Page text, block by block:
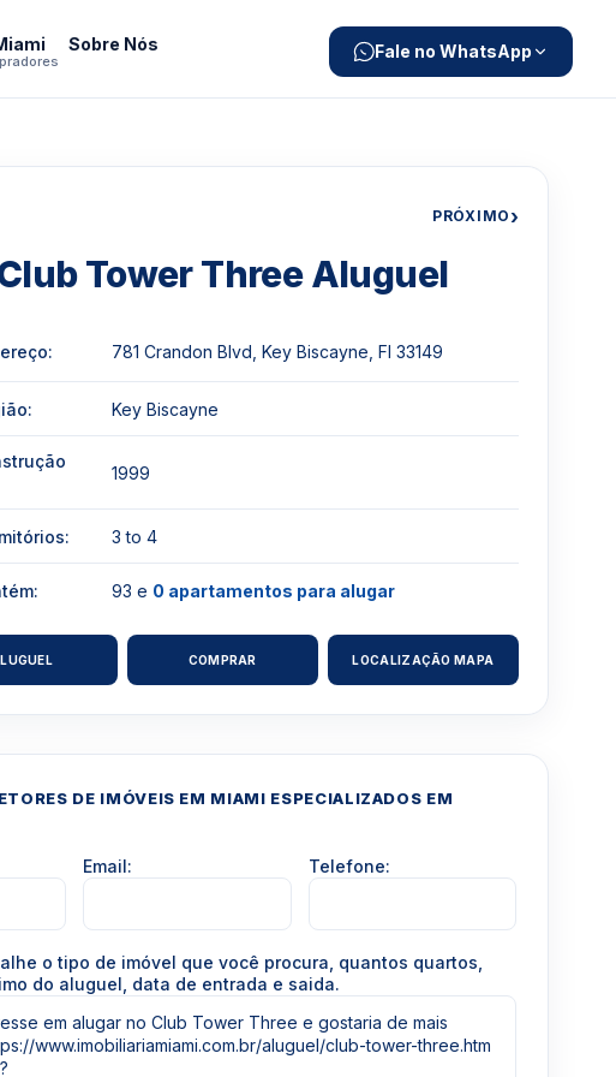
Sobre Nós Fale no WhatsApp
PRÓXIMO›
Tower Three Aluguel
781 Crandon Blvd, Key Biscayne, Fl 33149
Key Biscayne
1999
3 to 4
93 e 0 apartamentos para alugar
COMPRAR LOCALIZAÇÃO MAPA
DE IMÓVEIS EM MIAMI ESPECIALIZADOS EM
Email: Telefone:
o tipo de imóvel que você procura, quantos quartos,
do aluguel, data de entrada e saida.